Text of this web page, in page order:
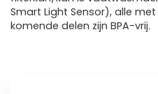
Smart Light Sensor), alle
komende delen zijn BPA-vrij.